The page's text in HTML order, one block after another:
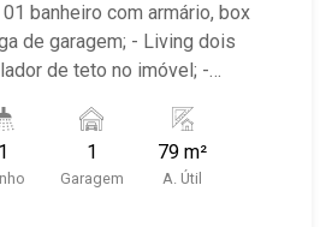
banheiro com armário, box
de garagem; - Living dois
de teto no imóvel; -
- Localizado próximo à
e Doces Sonhos da Lari
1 1
Garagem
79 m²
A. Útil